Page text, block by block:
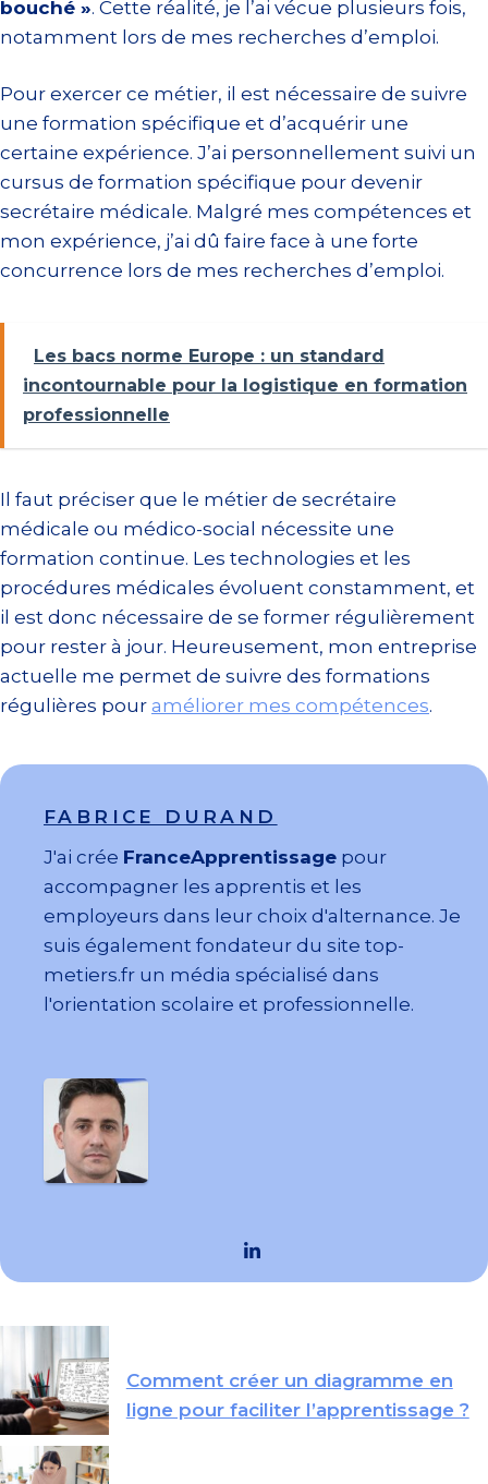
bouché ». Cette réalité, je l’ai vécue plusieurs fois,
notamment lors de mes recherches d’emploi.
Pour exercer ce métier, il est nécessaire de suivre
une formation spécifique et d’acquérir une
certaine expérience. J’ai personnellement suivi un
cursus de formation spécifique pour devenir
secrétaire médicale. Malgré mes compétences et
mon expérience, j’ai dû faire face à une forte
concurrence lors de mes recherches d’emploi.
Les bacs norme Europe : un standard
incontournable pour la logistique en formation
professionnelle
Il faut préciser que le métier de secrétaire
médicale ou médico-social nécessite une
formation continue. Les technologies et les
procédures médicales évoluent constamment, et
il est donc nécessaire de se former régulièrement
pour rester à jour. Heureusement, mon entreprise
actuelle me permet de suivre des formations
régulières pour améliorer mes compétences.
FABRICE DURAND
J'ai crée FranceApprentissage pour
accompagner les apprentis et les
employeurs dans leur choix d'alternance. Je
suis également fondateur du site top-
metiers.fr un média spécialisé dans
l'orientation scolaire et professionnelle.
Comment créer un diagramme en
ligne pour faciliter l’apprentissage ?